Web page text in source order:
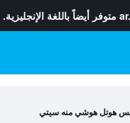
متوفر أيضاً باللغة الإنجليزية.
هوتل هوشي منه سيتي